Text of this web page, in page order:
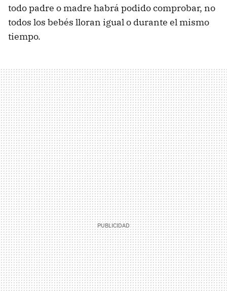
todo padre o madre habrá podido comprobar, no
todos los bebés lloran igual o durante el mismo
tiempo.